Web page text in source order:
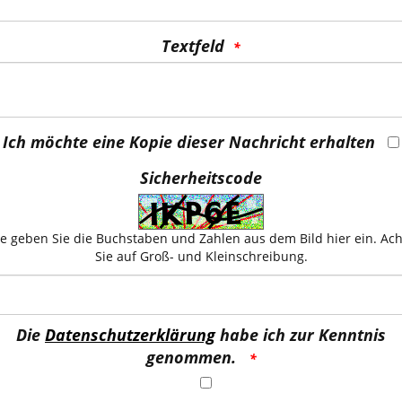
Textfeld
Ich möchte eine Kopie dieser Nachricht erhalten
Sicherheitscode
geben Sie die Buchstaben und Zahlen aus dem Bild hier ein.
Sie auf Groß- und Kleinschreibung.
Die Datenschutzerklärunghabe ich zur Kenntnis
genommen.